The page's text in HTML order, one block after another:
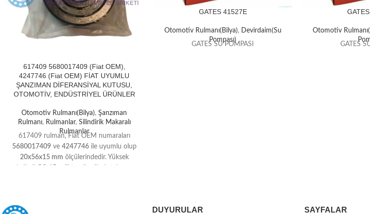
617409 5680017409 (Fiat OEM),
4247746 (Fiat OEM) FİAT UYUMLU
ŞANZIMAN DİFERANSİYAL KUTUSU,
OTOMOTİV, ENDÜSTRİYEL ÜRÜNLER
Otomotiv Rulmanı(Bilya),Şanzıman
Rulmanı, Rulmanlar, Silindirik Makaralı
Rulmanlar
617409 rulman, Fiat OEM numaraları
5680017409ve 4247746ile uyumlu olup
20x56x15 mm ölçülerindedir. Yüksek
Hem
GATES 41527E
Otomotiv Rulmanı(Bilya), Devirdaim(Su
Pompası)
GATES SU POMPASI
Otomotiv
GATES
DUYURULAR SAYFALAR